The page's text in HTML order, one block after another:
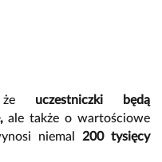
że uczestniczki będą
ale także o wartościowe
niemal 200 tysięcy